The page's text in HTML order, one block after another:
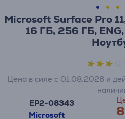
Microsoft Surface Pro
16 ГБ, 256 ГБ,
EP2-08343
Microsoft
Цена в силе с 01.08.2026 и